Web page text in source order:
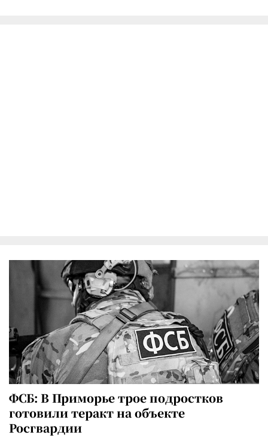
ФСБ: В Приморье трое подростков
готовили теракт на объекте
Росгвардии